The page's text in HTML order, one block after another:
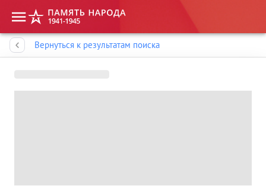
Вернуться к результатам поиска
Память народа